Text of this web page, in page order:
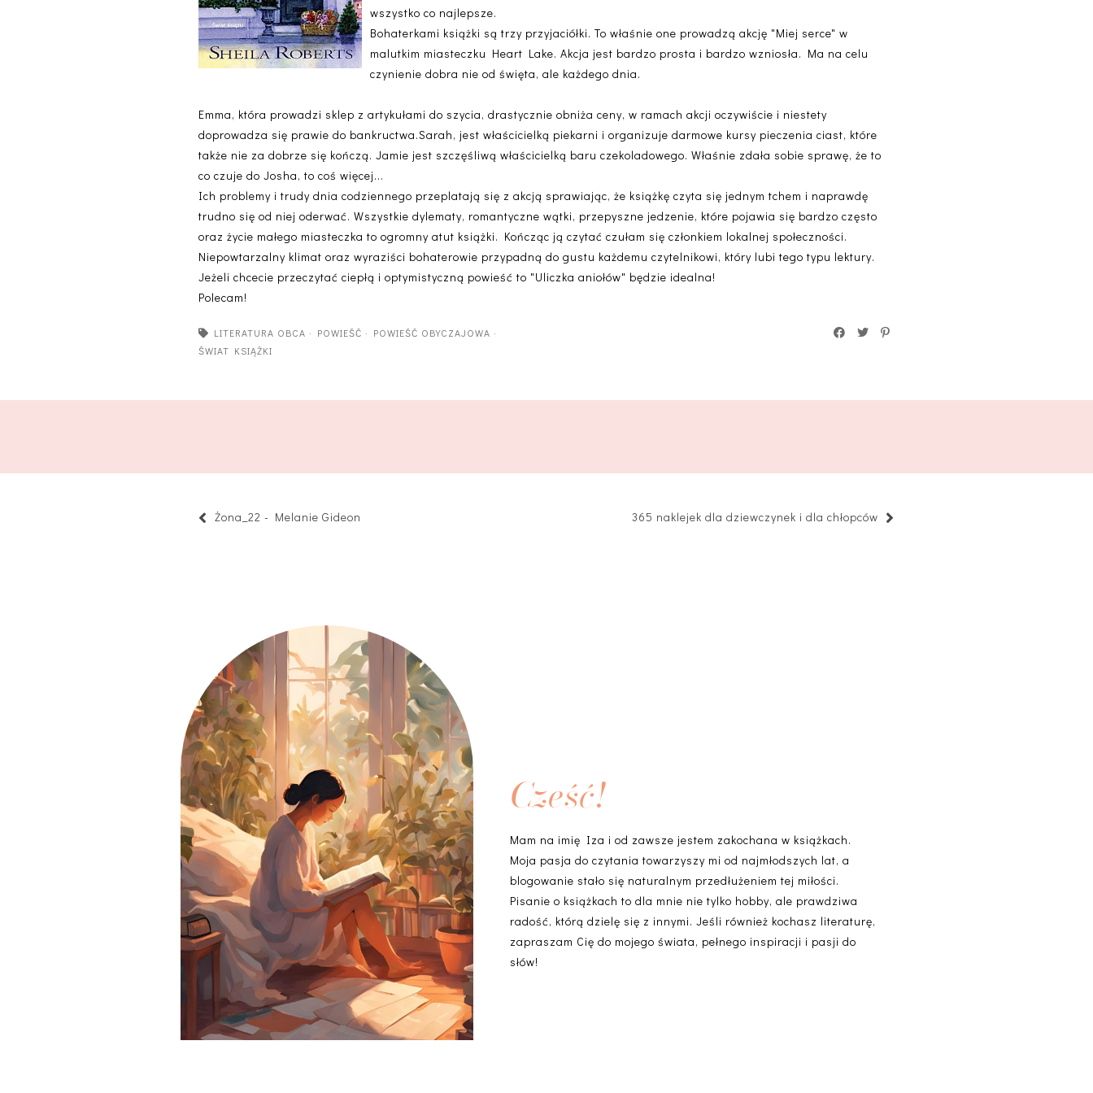
wszystko co najlepsze.
Bohaterkami książki są trzy przyjaciółki. To właśnie one prowadzą akcję "Miej serce" w
malutkim miasteczku Heart Lake. Akcja jest bardzo prosta i bardzo wzniosła. Ma na celu
czynienie dobra nie od święta, ale każdego dnia.
Emma, która prowadzi sklep z artykułami do szycia, drastycznie obniża ceny, w ramach akcji oczywiście i niestety
doprowadza się prawie do bankructwa.Sarah, jest właścicielką piekarni i organizuje darmowe kursy pieczenia ciast, które
także nie za dobrze się kończą. Jamie jest szczęśliwą właścicielką baru czekoladowego. Właśnie zdała sobie sprawę, że to
co czuje do Josha, to coś więcej...
Ich problemy i trudy dnia codziennego przeplatają się z akcją sprawiając, że książkę czyta się jednym tchem i naprawdę
trudno się od niej oderwać. Wszystkie dylematy, romantyczne wątki, przepyszne jedzenie, które pojawia się bardzo często
oraz życie małego miasteczka to ogromny atut książki. Kończąc ją czytać czułam się członkiem lokalnej społeczności.
Niepowtarzalny klimat oraz wyraziści bohaterowie przypadną do gustu każdemu czytelnikowi, który lubi tego typu lektury.
Jeżeli chcecie przeczytać ciepłą i optymistyczną powieść to "Uliczka aniołów" będzie idealna!
Polecam!
LITERATURA OBCA · POWIEŚĆ · POWIEŚĆ OBYCZAJOWA ·
ŚWIAT KSIĄŻKI
Żona_22 - Melanie Gideon 365 naklejek dla dziewczynek i dla chłopców
Cześć!
Mam na imię Iza i od zawsze jestem zakochana w książkach.
Moja pasja do czytania towarzyszy mi od najmłodszych lat, a
blogowanie stało się naturalnym przedłużeniem tej miłości.
Pisanie o książkach to dla mnie nie tylko hobby, ale prawdziwa
radość, którą dzielę się z innymi. Jeśli również kochasz literaturę,
zapraszam Cię do mojego świata, pełnego inspiracji i pasji do
słów!